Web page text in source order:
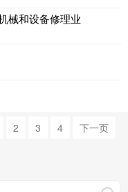
械和设备修理业
2 3 4 下一页